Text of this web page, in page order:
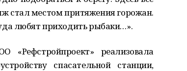
стал местом притяжения горожан.
любят приходить рыбаки…».
«Рефстройпроект» реализовала
устройству спасательной станции,